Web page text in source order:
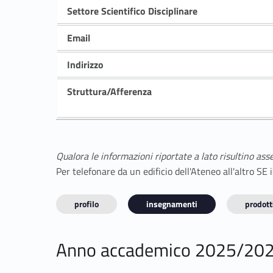
Settore Scientifico Disciplinare
Email
Indirizzo
Struttura/Afferenza
Qualora le informazioni riportate a lato risultino
Per telefonare da un edificio dell'Ateneo all'altro
profilo insegnamenti
Anno accademico 2025/